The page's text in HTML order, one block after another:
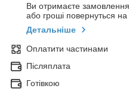
Ви отримаєте замовлення
або гроші повернуться
Детальніше
Оплатити частинами
Післяплата
Готівкою